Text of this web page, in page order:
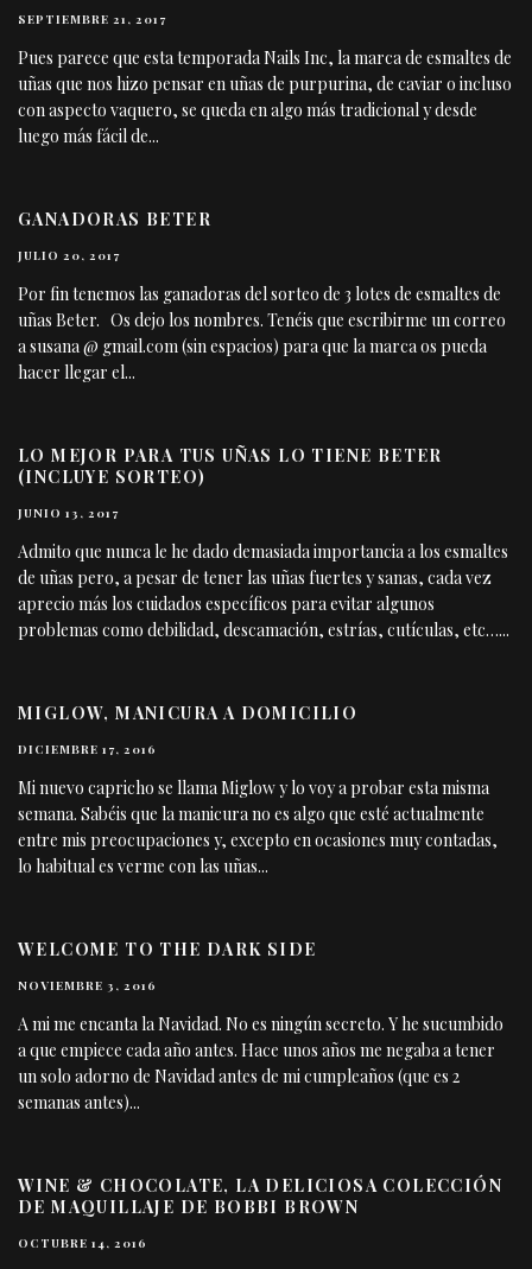
SEPTIEMBRE 21, 2017
Pues parece que esta temporada Nails Inc, la marca de esmaltes de
uñas que nos hizo pensar en uñas de purpurina, de caviar o incluso
con aspecto vaquero, se queda en algo más tradicional y desde
luego más fácil de...
GANADORAS BETER
JULIO 20, 2017
Por fin tenemos las ganadoras del sorteo de 3 lotes de esmaltes de
uñas Beter. Os dejo los nombres. Tenéis que escribirme un correo
a susana @ gmail.com (sin espacios) para que la marca os pueda
hacer llegar el...
LO MEJOR PARA TUS UÑAS LO TIENE BETER
(INCLUYE SORTEO)
JUNIO 13, 2017
Admito que nunca le he dado demasiada importancia a los esmaltes
de uñas pero, a pesar de tener las uñas fuertes y sanas, cada vez
aprecio más los cuidados específicos para evitar algunos
problemas como debilidad, descamación, estrías, cutículas, etc…...
MIGLOW, MANICURA A DOMICILIO
DICIEMBRE 17, 2016
Mi nuevo capricho se llama Miglow y lo voy a probar esta misma
semana. Sabéis que la manicura no es algo que esté actualmente
entre mis preocupaciones y, excepto en ocasiones muy contadas,
lo habitual es verme con las uñas...
WELCOME TO THE DARK SIDE
NOVIEMBRE 3, 2016
A mi me encanta la Navidad. No es ningún secreto. Y he sucumbido
a que empiece cada año antes. Hace unos años me negaba a tener
un solo adorno de Navidad antes de mi cumpleaños (que es 2
semanas antes)...
WINE & CHOCOLATE, LA DELICIOSA COLECCIÓN
DE MAQUILLAJE DE BOBBI BROWN
OCTUBRE 14, 2016